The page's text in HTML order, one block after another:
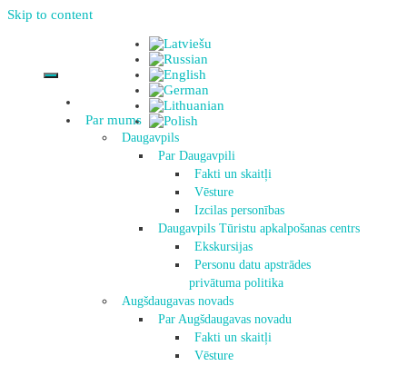
Skip to content
Par mums
Daugavpils
Par Daugavpili
Fakti un skaitļi
Vēsture
Izcilas personības
Daugavpils Tūristu apkalpošanas centrs
Ekskursijas
Personu datu apstrādes
privātuma politika
Augšdaugavas novads
Par Augšdaugavas novadu
Fakti un skaitļi
Vēsture